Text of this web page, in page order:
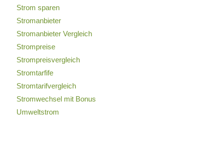
Strom sparen
Stromanbieter
Stromanbieter Vergleich
Strompreise
Strompreisvergleich
Stromtarfife
Stromtarifvergleich
Stromwechsel mit Bonus
Umweltstrom